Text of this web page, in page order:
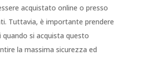
acquistato online o presso
Tuttavia, è importante prendere
quando si acquista questo
la massima sicurezza ed